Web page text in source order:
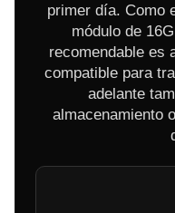
primer día. Como
módulo de
recomendable es
compatible para
adelante
almacenamiento